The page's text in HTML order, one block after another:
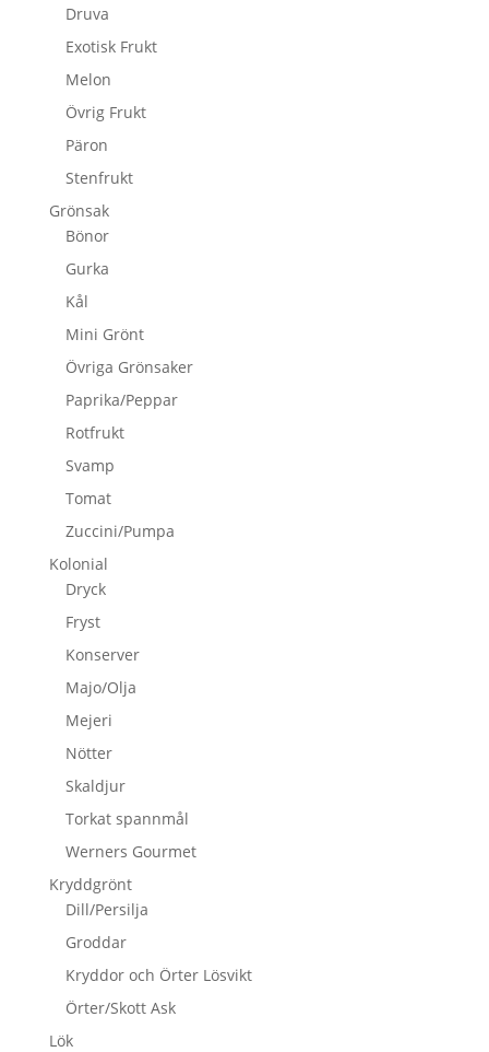
Druva
Exotisk Frukt
Melon
Övrig Frukt
Päron
Stenfrukt
Grönsak
Bönor
Gurka
Kål
Mini Grönt
Övriga Grönsaker
Paprika/Peppar
Rotfrukt
Svamp
Tomat
Zuccini/Pumpa
Kolonial
Dryck
Fryst
Konserver
Majo/Olja
Mejeri
Nötter
Skaldjur
Torkat spannmål
Werners Gourmet
Kryddgrönt
Dill/Persilja
Groddar
Kryddor och Örter Lösvikt
Örter/Skott Ask
Lök